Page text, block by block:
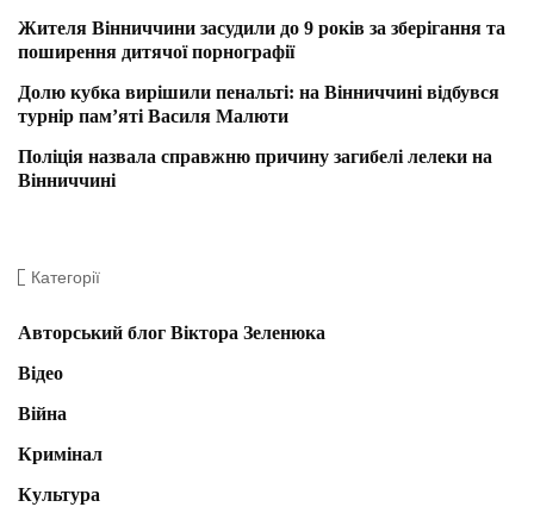
Жителя Вінниччини засудили до 9 років за зберігання та
поширення дитячої порнографії
Долю кубка вирішили пенальті: на Вінниччині відбувся
турнір пам’яті Василя Малюти
Поліція назвала справжню причину загибелі лелеки на
Вінниччині
Категорії
Авторський блог Віктора Зеленюка
Відео
Війна
Кримінал
Культура